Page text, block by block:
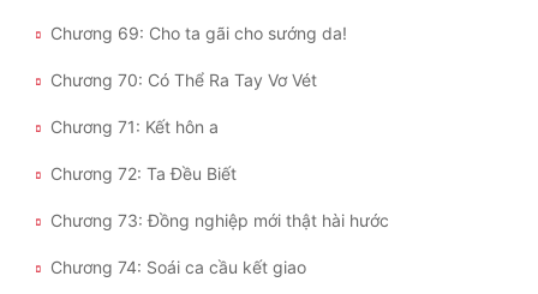
Chương 69: Cho ta gãi cho sướng da!
Chương 70: Có Thể Ra Tay Vơ Vét
Chương 71: Kết hôn a
Chương 72: Ta Đều Biết
Chương 73: Đồng nghiệp mới thật hài hước
Chương 74: Soái ca cầu kết giao